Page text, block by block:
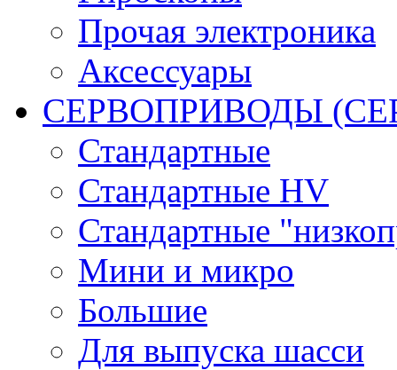
Прочая электроника
Аксессуары
СЕРВОПРИВОДЫ
Стандартные
Стандартные HV
Стандартные
Мини и микро
Большие
Для выпуска шасси